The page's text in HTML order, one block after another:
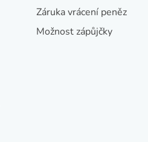
Záruka vrácení peněz
Možnost zápůjčky